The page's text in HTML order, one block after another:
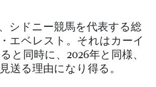
シドニー競馬を代表する総
エベレスト。それはカーイ
と同時に、2026年と同様、
送る理由になり得る。